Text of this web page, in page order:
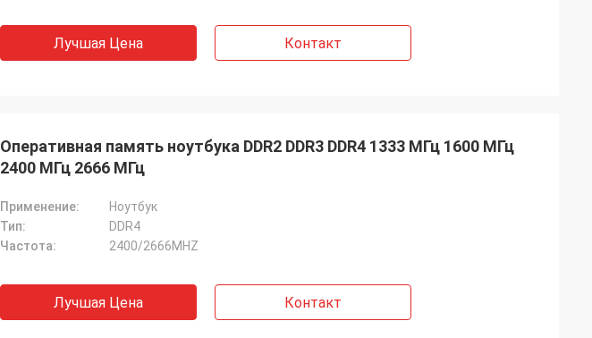
Лучшая Цена Контакт
Оперативная память ноутбука DDR2 DDR3 DDR4 1333 МГц 1600 МГц
2400 МГц 2666 МГц
Применение:
Ноутбук
Тип:
DDR4
Частота:
2400/2666MHZ
Лучшая Цена Контакт